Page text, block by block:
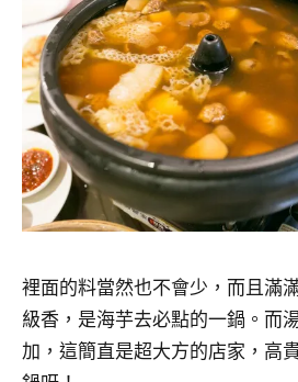
裡面的料當然也不會少，而且滿
級香，是海芋去必點的一鍋。而
加，這簡直是超大方的店家，高